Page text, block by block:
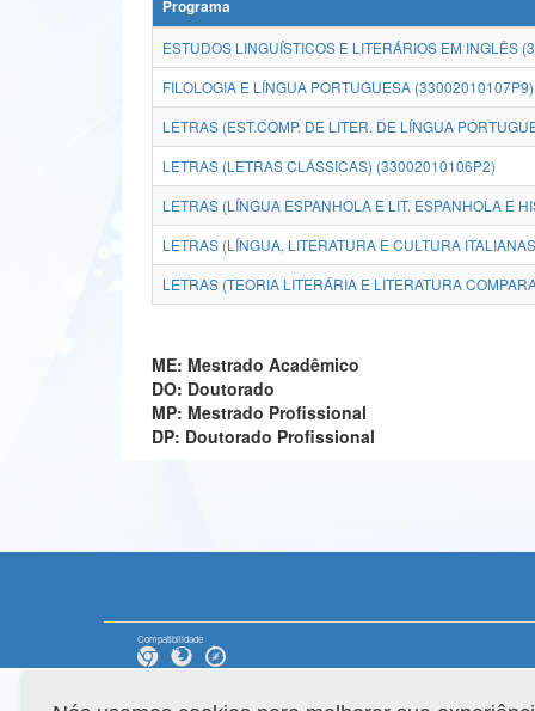
Programa
ESTUDOS LINGUÍSTICOS E LITERÁRIOS EM INGLÊS
FILOLOGIA E LÍNGUA PORTUGUESA (33002010107P9)
LETRAS (EST.COMP. DE LITER. DE LÍNGUA
LETRAS (LETRAS CLÁSSICAS) (33002010106P2)
LETRAS (LÍNGUA ESPANHOLA E LIT. ESPANHOLA E
LETRAS (LÍNGUA, LITERATURA E CULTURA
LETRAS (TEORIA LITERÁRIA E LITERATURA
ME: Mestrado Acadêmico
DO: Doutorado
MP: Mestrado Profissional
DP: Doutorado Profissional
Compatibilidade